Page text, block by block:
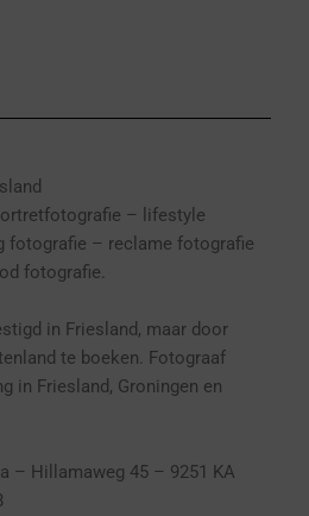
ortretfotografie – l ifestyle
fotografie – reclame fotografie
fotografie.
in Friesland, maar door
te boeken. Fotograaf
in Friesland, Groningen en
– Hillamaweg 45 – 9251 KA